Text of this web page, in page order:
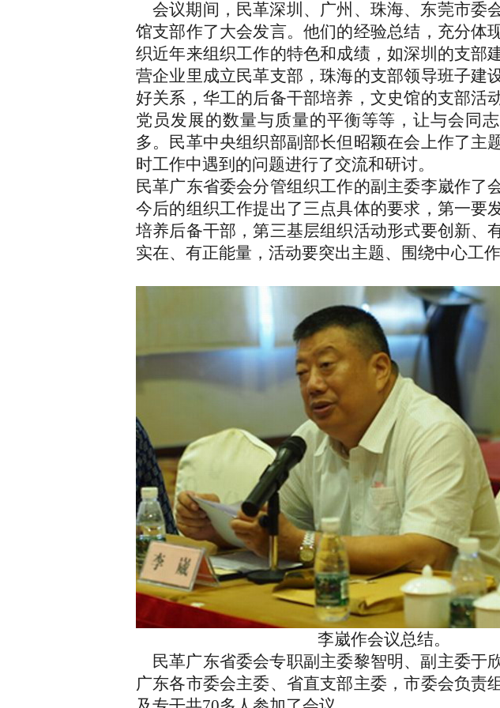
会议期间，民革深圳、广州、珠海、东莞市委
馆支部作了大会发言。他们的经验总结，充分体
织近年来组织工作的特色和成绩，如深圳的支部
营企业里成立民革支部，珠海的支部领导班子建
好关系，华工的后备干部培养，文史馆的支部活
党员发展的数量与质量的平衡等等，让与会同
多。民革中央组织部副部长但昭颖在会上作了主
时工作中遇到的问题进行了交流和研讨。
民革广东省委会分管组织工作的副主委李崴作了
今后的组织工作提出了三点具体的要求，第一要
培养后备干部，第三基层组织活动形式要创新、
实在、有正能量，活动要突出主题、围绕中心工作
李崴作会议总结。
民革广东省委会专职副主委黎智明、副主委于
广东各市委会主委、省直支部主委，市委会负责